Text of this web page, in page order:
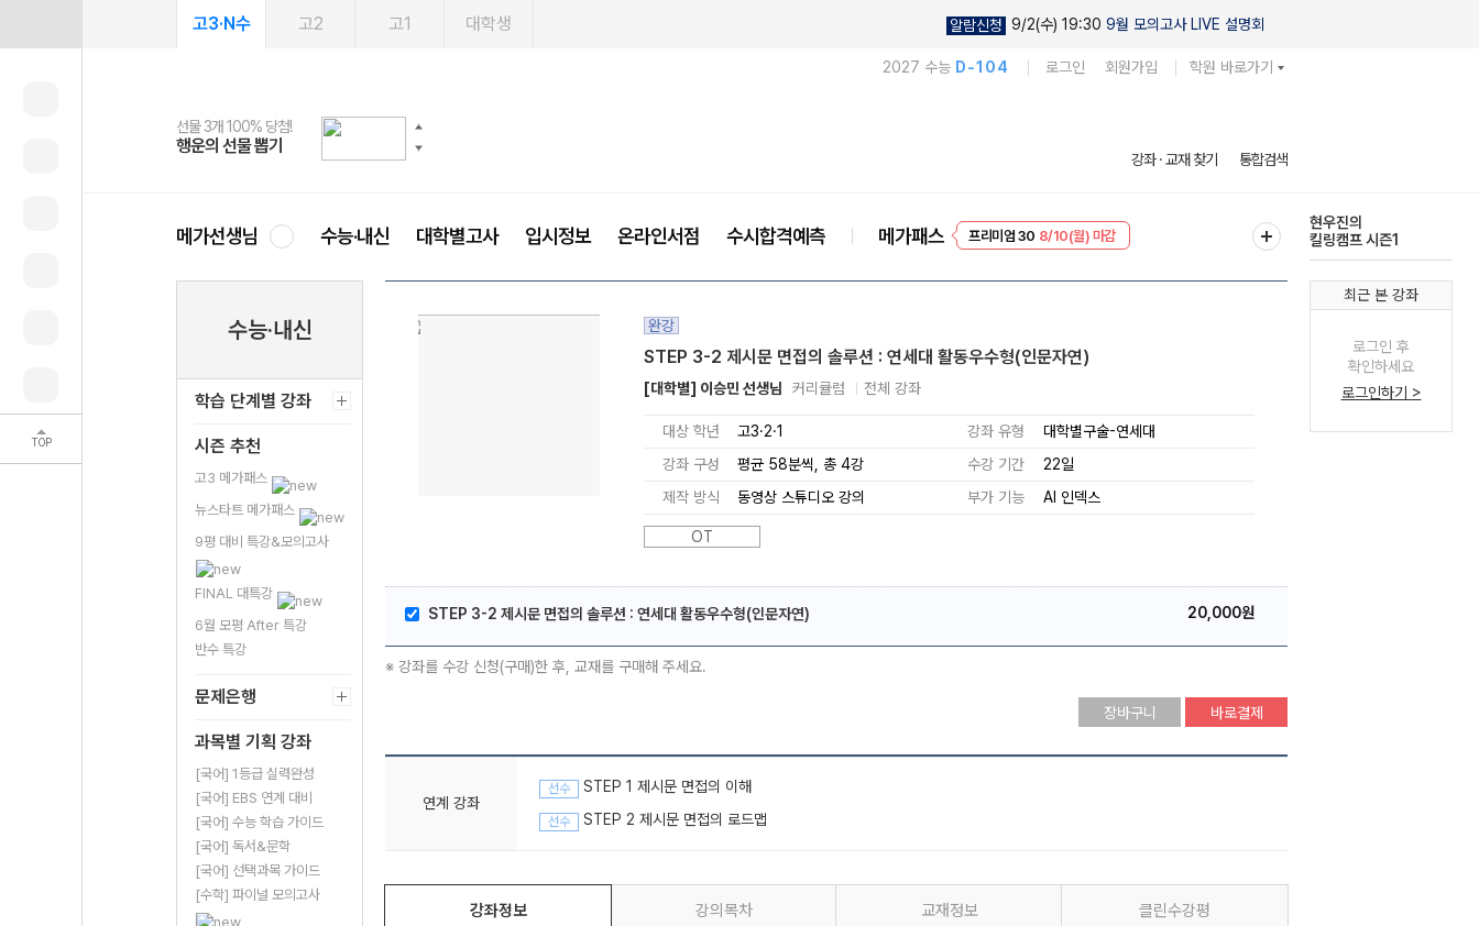
TOP
고3·N수 고2 고1 대학생 알람신청 9/2(수) 19:30 9월 모의고사 LIVE 설명회
2027 수능 D-104 로그인 회원가입 학원 바로가기
메가스터디
선물 3개 100% 당첨!
행운의 선물 뽑기
선물 100% 증정!
메가스터디 X 올리브
여름방학 스터디 캐시백
메가런 썸머스쿨
2027 러셀 단과
강사 공개선발
스마트러닝앱
설문 EVENT
메가패스
3일 무료 체험권
메가패스 수강생 무료혜택!
메가클럽 멤버십
사회공헌 캠페인
희망이룸 메가나눔
강좌 · 교재 찾기 통합검색
메가선생님 수능·내신 대학별고사 입시정보 온라인서점 수시합격예측 메가패스
프리미엄 30 8/10(월) 마감
다채로운 난도
실전 모의고사
수능·내신
학습 단계별 강좌
시즌 추천
고3 메가패스
뉴스타트 메가패스
9평 대비 특강&모의고사
FINAL 대특강
6월 모평 After 특강
반수 특강
문제은행
과목별 기획 강좌
[국어] 1등급 실력완성
[국어] EBS 연계 대비
[국어] 수능 학습 가이드
[국어] 독서&문학
[국어] 선택과목 가이드
[수학] 파이널 모의고사
완강
STEP 3-2 제시문 면접의 솔루션 : 연세대 활동우수형(인문자연)
[대학별] 이승민 선생님 커리큘럼 전체 강좌
대상 학년 고3·2·1 강좌 유형
대학별구술-연세대
강좌 구성
평균 58분씩, 총 4강 수강 기간
22일
제작 방식
동영상 스튜디오 강의 부가 기능 AI 인덱스
OT
STEP 3-2 제시문 면접의 솔루션 : 연세대 활동우수형(인문자연) 20,000원
※ 강좌를 수강 신청(구매)한 후, 교재를 구매해 주세요.
장바구니 바로결제
연계 강좌
선수 STEP 1 제시문 면접의 이해
선수 STEP 2 제시문 면접의 로드맵
강좌정보 강의목차 교재정보 클린수강평
최근 본 강좌
로그인 후
확인하세요
로그인하기 >